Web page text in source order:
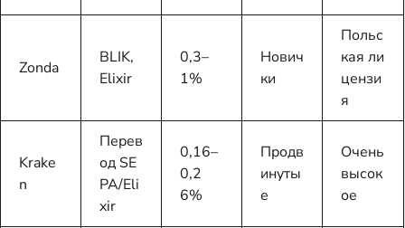
Zonda
BLIK,
Elixir
0,3–
1%
Нович
ки
Польс
кая ли
цензи
я
Krake
n
Перев
од SE
PA/Eli
xir
0,16–
0,2
6%
Продв
инуты
е
Очень
высок
ое